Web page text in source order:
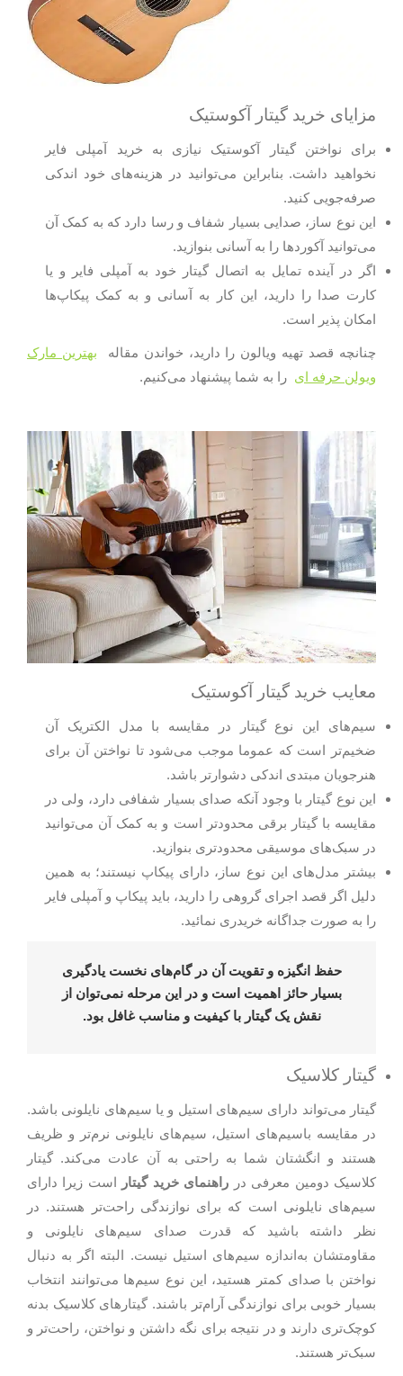
مزایای خرید گیتار آکوستیک
برای نواختن گیتار آکوستیک نیازی به خرید آمپلی فایر
نخواهید داشت. بنابراین می‌توانید در هزینه‌های خود اندکی
صرفه‌جویی کنید.
این نوع ساز، صدایی بسیار شفاف و رسا دارد که به کمک آن
می‌توانید آکوردها را به آسانی بنوازید.
اگر در آینده تمایل به اتصال گیتار خود به آمپلی فایر و یا
کارت صدا را دارید، این کار به آسانی و به کمک پیکاپ‌ها
امکان پذیر است.
چنانچه قصد تهیه ویالون را دارید، خواندن مقاله بهترین مارک
ویولن حرفه ای را به شما پیشنهاد می‌کنیم.
معایب خرید گیتار آکوستیک
سیم‌های این نوع گیتار در مقایسه با مدل الکتریک آن
ضخیم‌تر است که عموما موجب می‌شود تا نواختن آن برای
هنرجویان مبتدی اندکی دشوارتر باشد.
این نوع گیتار با وجود آنکه صدای بسیار شفافی دارد، ولی در
مقایسه با گیتار برقی محدودتر است و به کمک آن می‌توانید
در سبک‌های موسیقی محدودتری بنوازید.
بیشتر مدل‌های این نوع ساز، دارای پیکاپ نیستند؛ به همین
دلیل اگر قصد اجرای گروهی را دارید، باید پیکاپ و آمپلی فایر
را به صورت جداگانه خریدری نمائید.
حفظ انگیزه و تقویت آن در گام‌های نخست یادگیری
بسیار حائز اهمیت است و در این مرحله نمی‌توان از
نقش یک گیتار با کیفیت و مناسب غافل بود.
گیتار کلاسیک
گیتار می‌تواند دارای سیم‌های استیل و یا سیم‌های نایلونی باشد.
در مقایسه باسیم‌های استیل، سیم‌های نایلونی نرم‌تر و ظریف
هستند و انگشتان شما به راحتی به آن عادت می‌کند. گیتار
کلاسیک دومین معرفی در راهنمای خرید گیتار است زیرا دارای
سیم‌های نایلونی است که برای نوازندگی راحت‌تر هستند. در
نظر داشته باشید که قدرت صدای سیم‌های نایلونی و
مقاومتشان به‌اندازه سیم‌های استیل نیست. البته اگر به دنبال
نواختن با صدای کمتر هستید، این نوع سیم‌ها می‌توانند انتخاب
بسیار خوبی برای نوازندگی آرام‌تر باشند. گیتارهای کلاسیک بدنه
کوچک‌تری دارند و در نتیجه برای نگه داشتن و نواختن، راحت‌تر و
سبک‌تر هستند.